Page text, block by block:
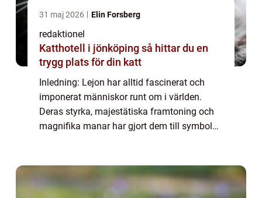
31 maj 2026 Elin Forsberg
redaktionel
Katthotell i jönköping så hittar du en
trygg plats för din katt
Inledning: Lejon har alltid fascinerat och
imponerat människor runt om i världen.
Deras styrka, majestätiska framtoning och
magnifika manar har gjort dem till symboler